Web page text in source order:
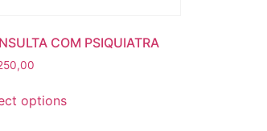
COM PSIQUIATRA
options